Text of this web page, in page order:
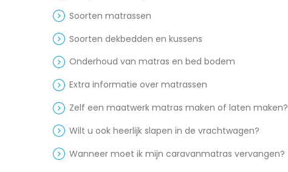
Soorten matrassen
Soorten dekbedden en kussens
Onderhoud van matras en bed bodem
Extra informatie over matrassen
Zelf een maatwerk matras maken of laten maken?
Wilt u ook heerlijk slapen in de vrachtwagen?
Wanneer moet ik mijn caravanmatras vervangen?